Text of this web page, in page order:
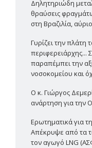
Δηλητηριώδη
θραύσεις
στη Βραζιλία,
Γυρίζει την πλάτη
περιφερειάρχης...
παραπέμπει την
νοσοκομείου και
Ο κ. Γιώργος
ανάρτηση για την
Ερωτηματικά για
Απέκρυψε από τα
τον αγωγό LNG